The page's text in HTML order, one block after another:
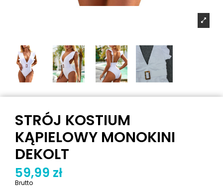
STRÓJ KOSTIUM
KĄPIELOWY MONOKINI
DEKOLT
59,99 zł
Brutto